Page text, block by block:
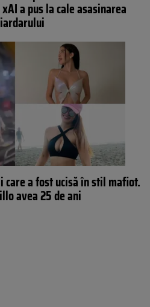
a pus la cale asasinarea
care a fost ucisă în stil mafiot.
avea 25 de ani